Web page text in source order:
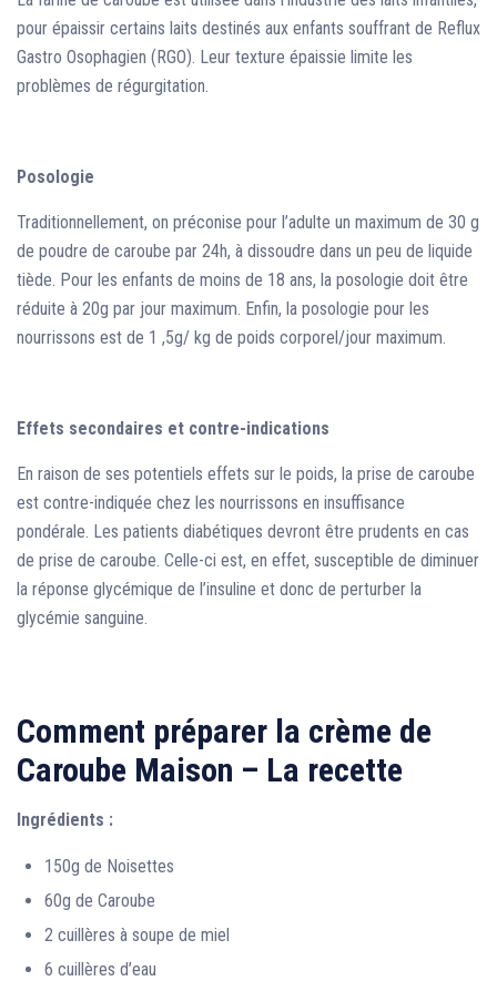
pour épaissir certains laits destinés aux enfants souffrant de Reflux
Gastro Osophagien (RGO). Leur texture épaissie limite les
problèmes de régurgitation.
Posologie
Traditionnellement, on préconise pour l’adulte un maximum de 30 g
de poudre de caroube par 24h, à dissoudre dans un peu de liquide
tiède. Pour les enfants de moins de 18 ans, la posologie doit être
réduite à 20g par jour maximum. Enfin, la posologie pour les
nourrissons est de 1 ,5g/ kg de poids corporel/jour maximum.
Effets secondaires et contre-indications
En raison de ses potentiels effets sur le poids, la prise de caroube
est contre-indiquée chez les nourrissons en insuffisance
pondérale. Les patients diabétiques devront être prudents en cas
de prise de caroube. Celle-ci est, en effet, susceptible de diminuer
la réponse glycémique de l’insuline et donc de perturber la
glycémie sanguine.
Comment préparer la crème de
Caroube Maison – La recette
Ingrédients :
150g de Noisettes
60g de Caroube
2 cuillères à soupe de miel
6 cuillères d’eau